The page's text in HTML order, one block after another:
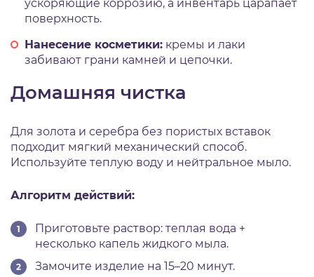
ускоряющие коррозию, а инвентарь царапает
поверхность.
Нанесение косметики: кремы и лаки
забивают грани камней и цепочки.
Домашняя чистка
Для золота и серебра без пористых вставок
подходит мягкий механический способ.
Используйте теплую воду и нейтральное мыло.
Алгоритм действий:
Приготовьте раствор: теплая вода +
несколько капель жидкого мыла.
Замочите изделие на 15–20 минут.